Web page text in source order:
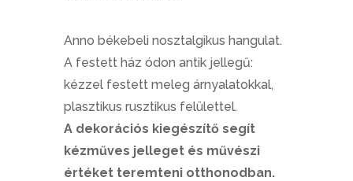
Anno békebeli nosztalgikus hangulat.
A festett ház ódon antik jellegű:
kézzel festett meleg árnyalatokkal,
plasztikus rusztikus felülettel.
A dekorációs kiegészítő segít
kézműves jelleget és művészi
értéket teremteni otthonodban.